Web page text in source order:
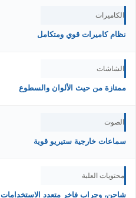
الكاميرات
نظام كاميرات قوي ومتكامل
الشاشات
ممتازة من حيث الألوان والسطوع
الصوت
سماعات خارجية ستيريو قوية
محتويات العلبة
شاحن، وجراب فاخر متعدد الاستخدامات